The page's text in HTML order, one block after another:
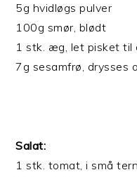
5g hvidløgs pulver
100g smør, blødt
1 stk. æg, let pisket til
7g sesamfrø, drysses
Salat:
1 stk. tomat, i små tern